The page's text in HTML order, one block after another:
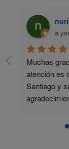
a
Muchas
atención es
Santiago y